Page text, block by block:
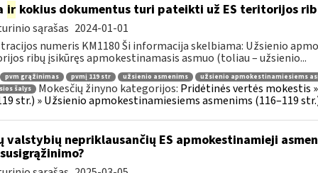
irkokius dokumentus turi pateikti už ES teritorijos
sąrašas 2024-01-01
numeris KM1180 Ši informacija skelbiama: Užsienio
ribų įsikūręs apmokestinamasis asmuo (toliau – užsienio...
pvm grąžinimas pvmį 119 str užsienio asmenims
užsienio apmokestinamiesiems
šalys
Mokesčių žinyno kategorijos: Pridėtinės vertės mokestis
str.) » Užsienio apmokestinamiesiems asmenims (116–119
valstybių nepriklausančių ES apmokestinamieji